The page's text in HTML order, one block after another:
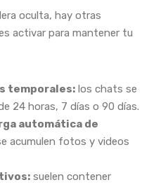
oculta, hay otras
activar para mantener tu
temporales: los chats se
24 horas, 7 días o 90 días.
automática de
acumulen fotos y videos
suelen contener